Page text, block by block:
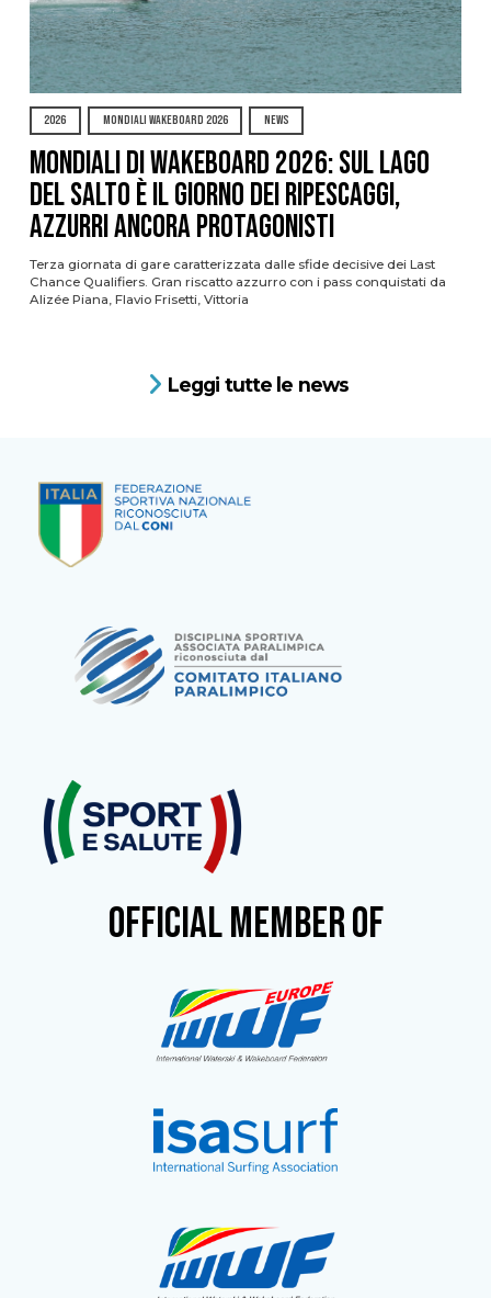
2026 MONDIALI WAKEBOARD 2026 NEWS
Mondiali di Wakeboard 2026: sul Lago
del Salto è il giorno dei ripescaggi,
azzurri ancora protagonisti
Terza giornata di gare caratterizzata dalle sfide decisive dei Last
Chance Qualifiers. Gran riscatto azzurro con i pass conquistati da
Alizée Piana, Flavio Frisetti, Vittoria
Leggi tutte le news
OFFICIAL MEMBER OF